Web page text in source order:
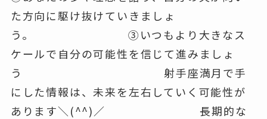
た方向に駆け抜けていきましょ
う。 ③いつもより大きなス
ケールで自分の可能性を信じて進みましょ
う 射手座満月で手
にした情報は、未来を左右していく可能性が
あります＼(^^)／ 長期的な